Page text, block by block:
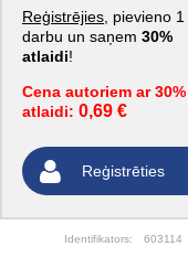
Reģistrējies , pievieno 1
darbu un saņem 30%
atlaidi!
Cena autoriem ar 30%
atlaidi: 0,69 €
Reģistrēties
Identifikators: 603114